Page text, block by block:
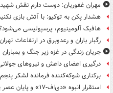
مهران غفوریان: دوست دارم نقش
هشدار پکن به توکیو: با آتش بازی
هافبک آلومینیوم، پرسپولیسی
رگبار باران و رعدوبرق در ارتفاعات
جریان زندگی در غزه زیر جنگ و بمباران
درگیری اعضای داعش و نیروهای
برکناری شوکه‌کننده فرمانده لشکر پنجم
استقرار انبوه «دی‌اف‑۱۷» و پایان عصر پدافند آمریکا +عکس